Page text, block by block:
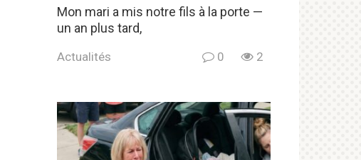
Mon mari a mis notre fils à la porte —
un an plus tard,
Actualités 0 2